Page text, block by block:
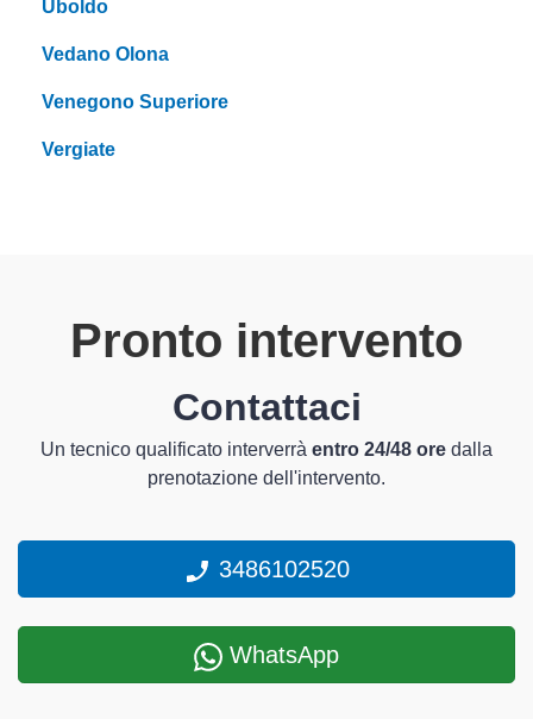
Uboldo
Vedano Olona
Venegono Superiore
Vergiate
Pronto intervento
Contattaci
Un tecnico qualificato interverrà entro 24/48 ore dalla
prenotazione dell'intervento.
3486102520
WhatsApp